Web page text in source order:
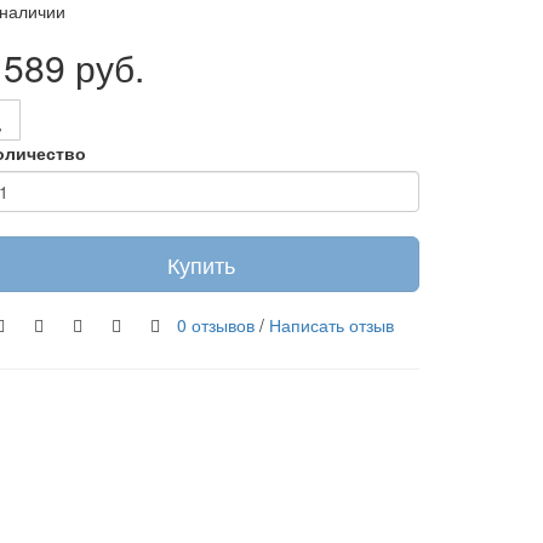
руб.
Купить
0 отзывов / Написать отзыв